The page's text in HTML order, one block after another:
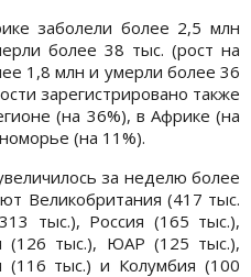
заболели более 2,5 млн
более 38 тыс. (рост на
1,8 млн и умерли более 36
зарегистрировано также
(на 36%), в Африке (на
(на 11%).
за неделю более
Великобритания (417 тыс.
тыс.), Россия (165 тыс.),
(126 тыс.), ЮАР (125 тыс.),
тыс.) и Колумбия (100